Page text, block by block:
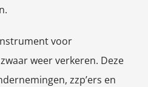
voor
weer verkeren. Deze
zzp’ers en